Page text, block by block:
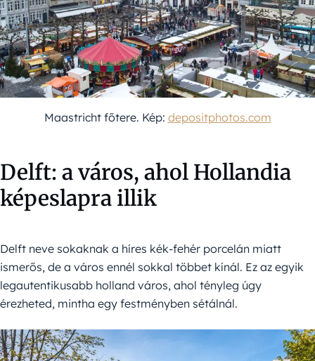
Maastricht főtere. Kép: depositphotos.com
Delft: a város, ahol Hollandia
képeslapra illik
Delft neve sokaknak a híres kék-fehér porcelán miatt
ismerős, de a város ennél sokkal többet kínál. Ez az egyik
legautentikusabb holland város, ahol tényleg úgy
érezheted, mintha egy festményben sétálnál.